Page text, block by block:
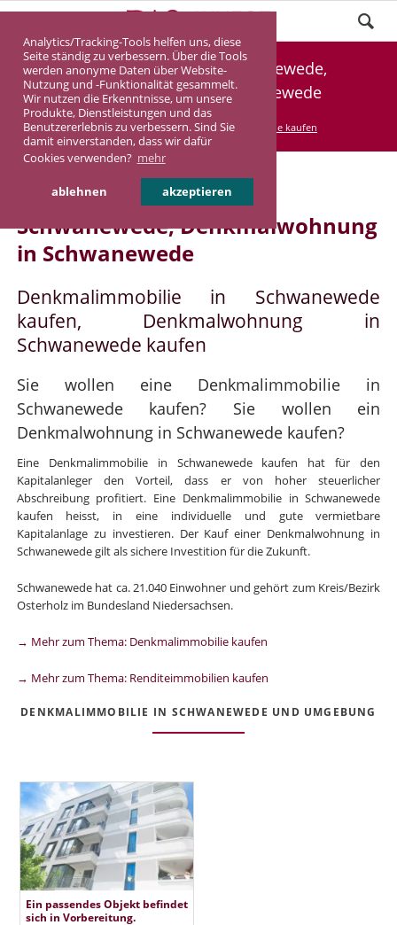
Analytics/Tracking-Tools helfen uns, diese
Seite ständig zu verbessern. Über die Tools
werden anonyme Daten über Website-
Nutzung und -Funktionalität gesammelt.
Wir nutzen die Erkenntnisse, um unsere
Produkte, Dienstleistungen und das
Benutzererlebnis zu verbessern. Sind Sie
damit einverstanden, dass wir dafür
Cookies verwenden? mehr
ablehnen akzeptieren
Denkmalimmobilie Schwanewede,
Denkmalwohnung Schwanewede
DASINVEST Service Denkmalimmobilie kaufen
Denkmalimmobilie in
Schwanewede, Denkmalwohnung
in Schwanewede
Denkmalimmobilie in Schwanewede
kaufen, Denkmalwohnung in
Schwanewede kaufen
Sie wollen eine Denkmalimmobilie in
Schwanewede kaufen? Sie wollen ein
Denkmalwohnung in Schwanewede kaufen?
Eine Denkmalimmobilie in Schwanewede kaufen hat für den
Kapitalanleger den Vorteil, dass er von hoher steuerlicher
Abschreibung profitiert. Eine Denkmalimmobilie in Schwanewede
kaufen heisst, in eine individuelle und gute vermietbare
Kapitalanlage zu investieren. Der Kauf einer Denkmalwohnung in
Schwanewede gilt als sichere Investition für die Zukunft.
Schwanewede hat ca. 21.040 Einwohner und gehört zum Kreis/Bezirk
Osterholz im Bundesland Niedersachsen.
→ Mehr zum Thema: Denkmalimmobilie kaufen
→ Mehr zum Thema: Renditeimmobilien kaufen
DENKMALIMMOBILIE IN SCHWANEWEDE UND UMGEBUNG
Ein passendes Objekt befindet
sich in Vorbereitung.